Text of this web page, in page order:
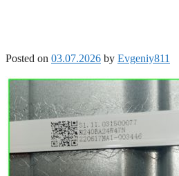
Posted on 03.07.2026 by Evgeniy811